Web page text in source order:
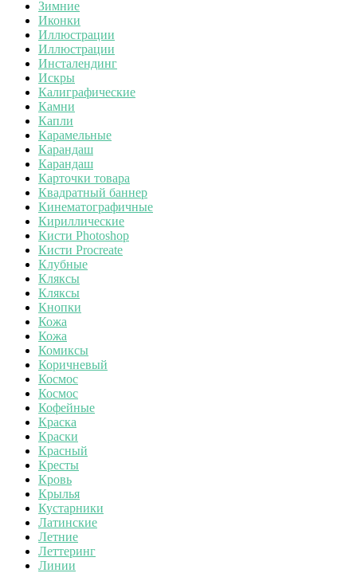
Зимние
Иконки
Иллюстрации
Иллюстрации
Инсталендинг
Искры
Калиграфические
Камни
Капли
Карамельные
Карандаш
Карандаш
Карточки товара
Квадратный баннер
Кинематографичные
Кириллические
Кисти Photoshop
Кисти Procreate
Клубные
Кляксы
Кляксы
Кнопки
Кожа
Кожа
Комиксы
Коричневый
Космос
Космос
Кофейные
Краска
Краски
Красный
Кресты
Кровь
Крылья
Кустарники
Латинские
Летние
Леттеринг
Линии